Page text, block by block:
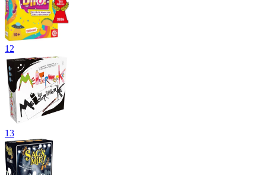
12
13